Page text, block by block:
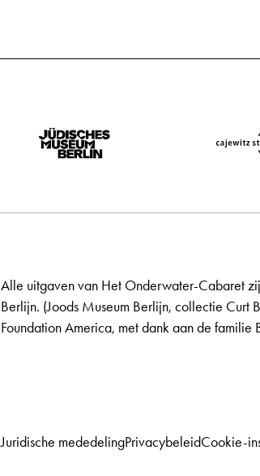
Alle uitgaven van Het Onderwater-Cabaret
Berlijn. (Joods Museum Berlijn, collectie Curt
Foundation America, met dank aan de familie
Juridische mededelingPrivacybeleidCookie-